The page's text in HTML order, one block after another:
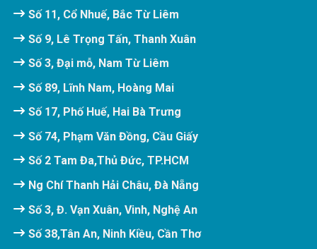
Số 11, Cổ Nhuế, Bắc Từ Liêm
Số 9, Lê Trọng Tấn, Thanh Xuân
Số 3, Đại mỗ, Nam Từ Liêm
Số 89, Lĩnh Nam, Hoàng Mai
Số 17, Phố Huế, Hai Bà Trưng
Số 74, Phạm Văn Đồng, Cầu Giấy
Số 2 Tam Đa,Thủ Đức, TP.HCM
Ng Chí Thanh Hải Châu, Đà Nẵng
Số 3, Đ. Vạn Xuân, Vinh, Nghệ An
Số 38,Tân An, Ninh Kiều, Cần Thơ